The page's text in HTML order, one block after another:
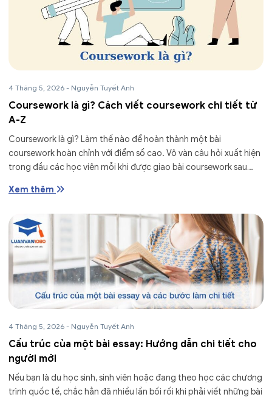
4 Tháng 5, 2026 - Nguyễn Tuyết Anh
Coursework là gì? Cách viết coursework chi tiết từ
A-Z
Coursework là gì? Làm thế nào để hoàn thành một bài
coursework hoàn chỉnh với điểm số cao. Vô vàn câu hỏi xuất hiện
trong đầu các học viên mỗi khi được giao bài coursework sau
Xem thêm
4 Tháng 5, 2026 - Nguyễn Tuyết Anh
Cấu trúc của một bài essay: Hướng dẫn chi tiết cho
người mới
Nếu bạn là du học sinh, sinh viên hoặc đang theo học các chương
trình quốc tế, chắc hẳn đã nhiều lần bối rối khi phải viết những bài